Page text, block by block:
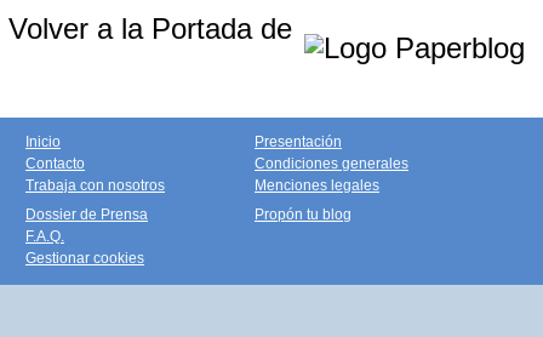
Volver a la Portada de
Inicio
Contacto
Trabaja con nosotros
Presentación
Condiciones generales
Menciones legales
Dossier de Prensa
F.A.Q.
Gestionar cookies
Propón tu blog